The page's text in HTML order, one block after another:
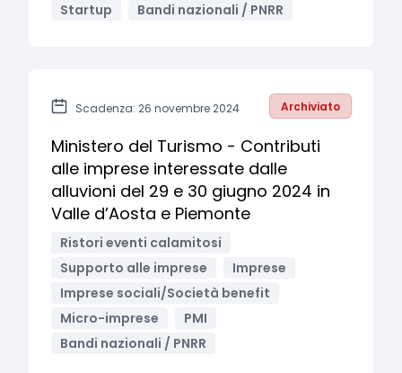
Startup
Bandi nazionali / PNRR
Scadenza: 26 novembre 2024 Archiviato
Ministero del Turismo - Contributi
alle imprese interessate dalle
alluvioni del 29 e 30 giugno 2024 in
Valle d’Aosta e Piemonte
Ristori eventi calamitosi
Supporto alle imprese
Imprese
Imprese sociali/Società benefit
Micro-imprese
PMI
Bandi nazionali / PNRR